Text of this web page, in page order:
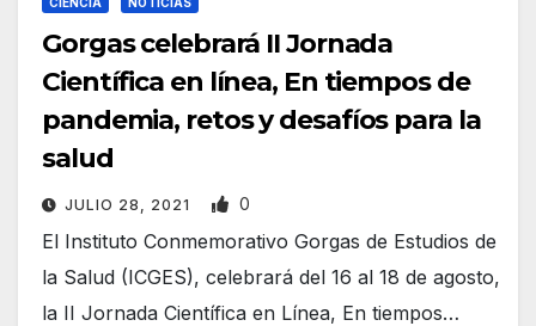
Gorgas celebrará II Jornada
Científica en línea, En tiempos de
pandemia, retos y desafíos para la
salud
JULIO 28, 2021 0
El Instituto Conmemorativo Gorgas de Estudios de
la Salud (ICGES), celebrará del 16 al 18 de agosto,
la II Jornada Científica en Línea, En tiempos…